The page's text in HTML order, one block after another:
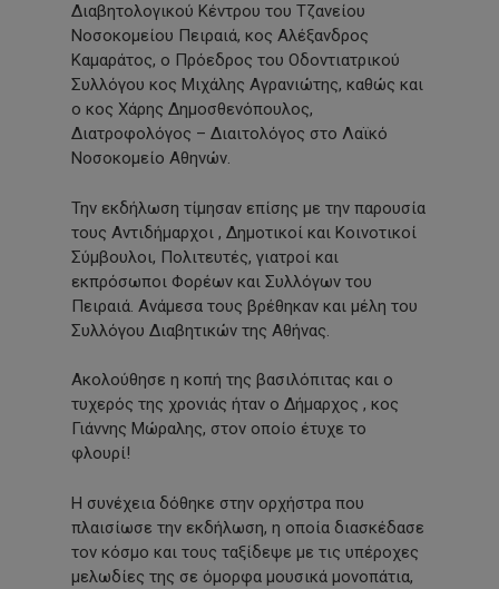
Διαβητολογικού Κέντρου του Τζανείου
Νοσοκομείου Πειραιά, κος Αλέξανδρος
Καμαράτος, ο Πρόεδρος του Οδοντιατρικού
Συλλόγου κος Μιχάλης Αγρανιώτης, καθώς και
ο κος Χάρης Δημοσθενόπουλος,
Διατροφολόγος – Διαιτολόγος στο Λαϊκό
Νοσοκομείο Αθηνών.
Την εκδήλωση τίμησαν επίσης με την παρουσία
τους Αντιδήμαρχοι , Δημοτικοί και Κοινοτικοί
Σύμβουλοι, Πολιτευτές, γιατροί και
εκπρόσωποι Φορέων και Συλλόγων του
Πειραιά. Ανάμεσα τους βρέθηκαν και μέλη του
Συλλόγου Διαβητικών της Αθήνας.
Ακολούθησε η κοπή της βασιλόπιτας και ο
τυχερός της χρονιάς ήταν ο Δήμαρχος , κος
Γιάννης Μώραλης, στον οποίο έτυχε το
φλουρί!
Η συνέχεια δόθηκε στην ορχήστρα που
πλαισίωσε την εκδήλωση, η οποία διασκέδασε
τον κόσμο και τους ταξίδεψε με τις υπέροχες
μελωδίες της σε όμορφα μουσικά μονοπάτια,